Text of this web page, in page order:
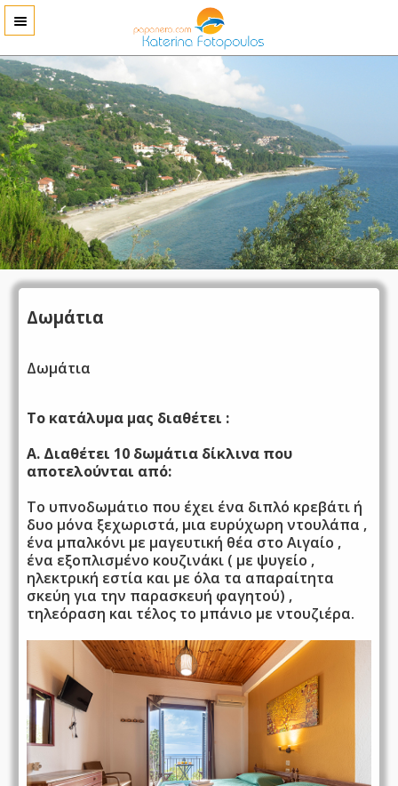
Δωμάτια
Δωμάτια
Το κατάλυμα μας διαθέτει :
A. Διαθέτει 10 δωμάτια δίκλινα που
αποτελούνται από:
Το υπνοδωμάτιο που έχει ένα διπλό κρεβάτι ή
δυο μόνα ξεχωριστά, μια ευρύχωρη ντουλάπα ,
ένα μπαλκόνι με μαγευτική θέα στο Αιγαίο ,
ένα εξοπλισμένο κουζινάκι ( με ψυγείο ,
ηλεκτρική εστία και με όλα τα απαραίτητα
σκεύη για την παρασκευή φαγητού) ,
τηλεόραση και τέλος το μπάνιο με ντουζιέρα.